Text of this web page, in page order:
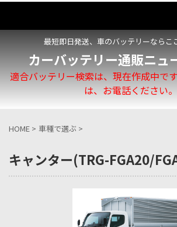
最短即日発送、車のバッテリーならこ
カーバッテリー通販ニュ
適合バッテリー検索は、現在作成中で
は、お電話ください。
HOME > 車種で選ぶ >
キャンター(TRG-FGA20/